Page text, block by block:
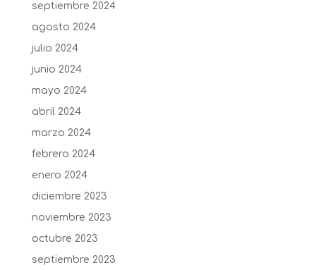
septiembre 2024
agosto 2024
julio 2024
junio 2024
mayo 2024
abril 2024
marzo 2024
febrero 2024
enero 2024
diciembre 2023
noviembre 2023
octubre 2023
septiembre 2023